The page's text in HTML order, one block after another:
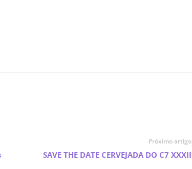
Próximo artigo
SAVE THE DATE CERVEJADA DO C7 XXXII